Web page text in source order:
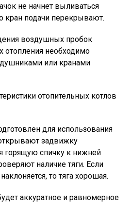
не начнет выливаться
кран подачи перекрывают.
воздушных пробок
отопления необходимо
или кранами
для использования
задвижку
горящую спичку к нижней
наличие тяги. Если
то тяга хорошая.
аккуратное и равномерное